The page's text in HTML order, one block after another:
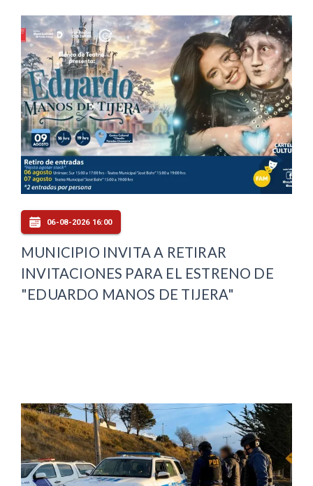
06-08-2026 16:00
MUNICIPIO INVITA A RETIRAR
INVITACIONES PARA EL ESTRENO DE
"EDUARDO MANOS DE TIJERA"